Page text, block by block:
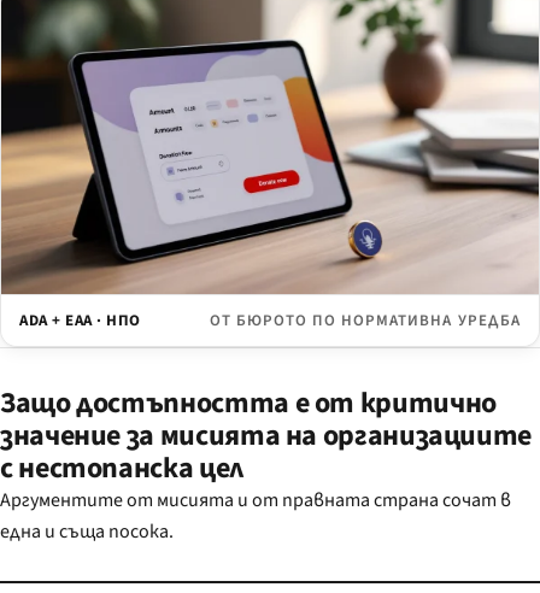
ADA + EAA · НПО ОТ БЮРОТО ПО НОРМАТИВНА УРЕДБА
Защо достъпността е от критично
значение за мисията на организациите
с нестопанска цел
Аргументите от мисията и от правната страна сочат в
една и съща посока.